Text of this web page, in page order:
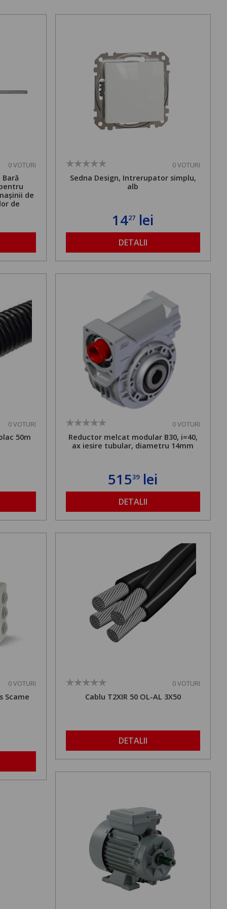
0 VOTURI
de
de
admisă
de la
0 VOTURI
Sedna Design, Intrerupator simplu,
alb
1427 lei
DETALII
0 VOTURI
50m
0 VOTURI
Reductor melcat modular B30, i=40,
ax iesire tubular, diametru 14mm
51539lei
DETALII
0 VOTURI
Scame
0 VOTURI
Cablu T2XIR 50 OL-AL 3X50
DETALII